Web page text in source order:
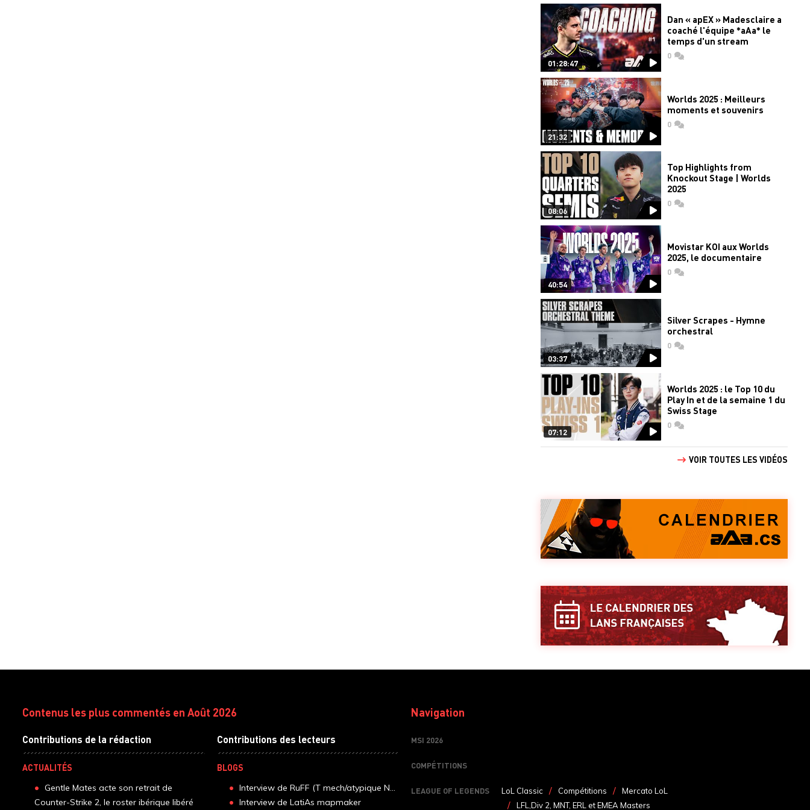
01:28:47
Dan « apEX » Madesclaire a
coaché l'équipe *aAa* le
temps d'un stream
0commentaires
21:32
Worlds 2025 : Meilleurs
moments et souvenirs
0commentaires
08:06
Top Highlights from
Knockout Stage | Worlds
2025
0commentaires
40:54
Movistar KOI aux Worlds
2025, le documentaire
0commentaires
03:37
Silver Scrapes - Hymne
orchestral
0commentaires
07:12
Worlds 2025 : le Top 10 du
Play In et de la semaine 1 du
Swiss Stage
0commentaires
VOIR TOUTES LES VIDÉOS
Contenus les plus commentés en Août 2026
Contributions de la rédaction
ACTUALITÉS
Gentle Mates acte son retrait de
Counter-Strike 2, le roster ibérique libéré
Contributions des lecteurs
BLOGS
Interview de RuFF (T mech/atypique N...
Interview de LatiAs mapmaker
Navigation
MSI 2026
COMPÉTITIONS
LEAGUE OF LEGENDS LoL Classic Compétitions
Mercato LoL
LFL,Div 2, MNT, ERL et EMEA Masters